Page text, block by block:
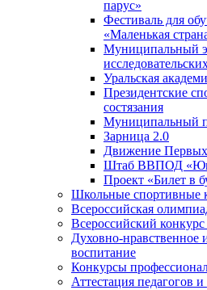
парус»
Фестиваль для
«Маленькая
Муниципальный
Уральская
Президентские
состязания
Муниципальный
Зарница 2.0
Движение Первых
Штаб ВВПОД
Проект «Билет в
Школьные спортивные
Всероссийская
Всероссийский
Духовно-нравственное
воспитание
Конкурсы
Аттестация педагогов